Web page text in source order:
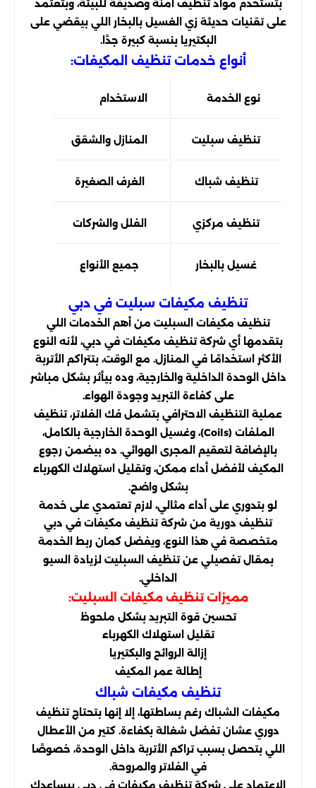
بتستخدم مواد تنظيف آمنة وصديقة للبيئة، وبتعتمد
على تقنيات حديثة زي الغسيل بالبخار اللي بيقضي على
البكتيريا بنسبة كبيرة جدًا.
أنواع خدمات تنظيف المكيفات:
نوع الخدمة الاستخدام
تنظيف سبليت المنازل والشقق
تنظيف شباك الغرف الصغيرة
تنظيف مركزي الفلل والشركات
غسيل بالبخار جميع الأنواع
تنظيف مكيفات سبليت في دبي
تنظيف مكيفات السبليت من أهم الخدمات اللي
بتقدمها أي شركة تنظيف مكيفات في دبي، لأنه النوع
الأكثر استخدامًا في المنازل. مع الوقت، بتتراكم الأتربة
داخل الوحدة الداخلية والخارجية، وده بيأثر بشكل مباشر
على كفاءة التبريد وجودة الهواء.
عملية التنظيف الاحترافي بتشمل فك الفلاتر، تنظيف
الملفات (Coils)، وغسيل الوحدة الخارجية بالكامل،
بالإضافة لتعقيم المجرى الهوائي. ده بيضمن رجوع
المكيف لأفضل أداء ممكن، وتقليل استهلاك الكهرباء
بشكل واضح.
لو بتدوري على أداء مثالي، لازم تعتمدي على خدمة
تنظيف دورية من شركة تنظيف مكيفات في دبي
متخصصة في هذا النوع، ويفضل كمان ربط الخدمة
بمقال تفصيلي عن تنظيف السبليت لزيادة السيو
الداخلي.
مميزات تنظيف مكيفات السبليت:
تحسين قوة التبريد بشكل ملحوظ
تقليل استهلاك الكهرباء
إزالة الروائح والبكتيريا
إطالة عمر المكيف
تنظيف مكيفات شباك
مكيفات الشباك رغم بساطتها، إلا إنها بتحتاج تنظيف
دوري عشان تفضل شغالة بكفاءة. كتير من الأعطال
اللي بتحصل بسبب تراكم الأتربة داخل الوحدة، خصوصًا
في الفلاتر والمروحة.
الاعتماد على شركة تنظيف مكيفات في دبي بيساعدك